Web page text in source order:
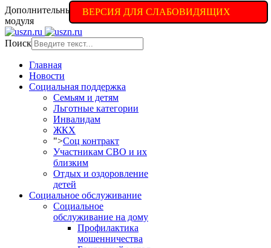
Дополнительные настройки доступны в полной версии
модуля
ВЕРСИЯ ДЛЯ СЛАБОВИДЯЩИХ
Поиск
Главная
Новости
Социальная поддержка
Семьям и детям
Льготные категории
Инвалидам
ЖКХ
">Соц контракт
Участникам СВО и их
близким
Отдых и оздоровление
детей
Социальное обслуживание
Социальное
обслуживание на дому
Профилактика
мошенничества